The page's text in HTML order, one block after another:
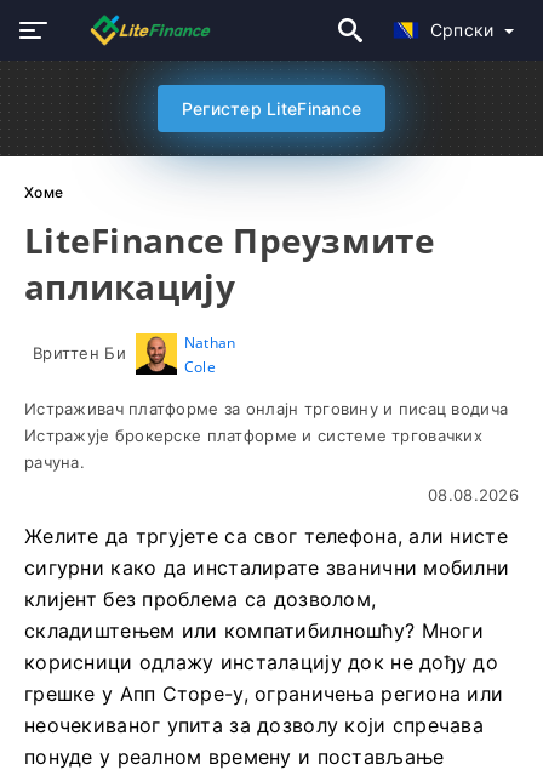
Српски
Регистер LiteFinance
Хоме
LiteFinance Преузмите
апликацију
Вриттен Би
Nathan
Cole
Истраживач платформе за онлајн трговину и писац водича
Истражује брокерске платформе и системе трговачких
рачуна.
08.08.2026
Желите да тргујете са свог телефона, али нисте
сигурни како да инсталирате званични мобилни
клијент без проблема са дозволом,
складиштењем или компатибилношћу? Многи
корисници одлажу инсталацију док не дођу до
грешке у Апп Сторе-у, ограничења региона или
неочекиваног упита за дозволу који спречава
понуде у реалном времену и постављање